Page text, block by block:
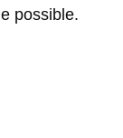
possible.